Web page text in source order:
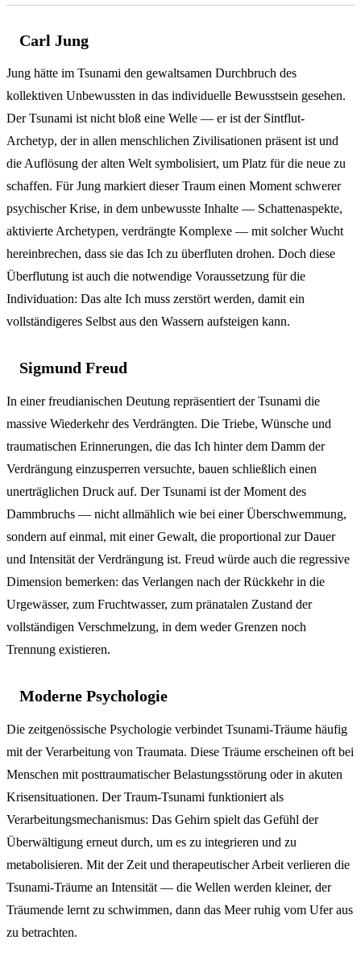
Carl Jung
Jung hätte im Tsunami den gewaltsamen Durchbruch des
kollektiven Unbewussten in das individuelle Bewusstsein gesehen.
Der Tsunami ist nicht bloß eine Welle — er ist der Sintflut-
Archetyp, der in allen menschlichen Zivilisationen präsent ist und
die Auflösung der alten Welt symbolisiert, um Platz für die neue zu
schaffen. Für Jung markiert dieser Traum einen Moment schwerer
psychischer Krise, in dem unbewusste Inhalte — Schattenaspekte,
aktivierte Archetypen, verdrängte Komplexe — mit solcher Wucht
hereinbrechen, dass sie das Ich zu überfluten drohen. Doch diese
Überflutung ist auch die notwendige Voraussetzung für die
Individuation: Das alte Ich muss zerstört werden, damit ein
vollständigeres Selbst aus den Wassern aufsteigen kann.
Sigmund Freud
In einer freudianischen Deutung repräsentiert der Tsunami die
massive Wiederkehr des Verdrängten. Die Triebe, Wünsche und
traumatischen Erinnerungen, die das Ich hinter dem Damm der
Verdrängung einzusperren versuchte, bauen schließlich einen
unerträglichen Druck auf. Der Tsunami ist der Moment des
Dammbruchs — nicht allmählich wie bei einer Überschwemmung,
sondern auf einmal, mit einer Gewalt, die proportional zur Dauer
und Intensität der Verdrängung ist. Freud würde auch die regressive
Dimension bemerken: das Verlangen nach der Rückkehr in die
Urgewässer, zum Fruchtwasser, zum pränatalen Zustand der
vollständigen Verschmelzung, in dem weder Grenzen noch
Trennung existieren.
Moderne Psychologie
Die zeitgenössische Psychologie verbindet Tsunami-Träume häufig
mit der Verarbeitung von Traumata. Diese Träume erscheinen oft bei
Menschen mit posttraumatischer Belastungsstörung oder in akuten
Krisensituationen. Der Traum-Tsunami funktioniert als
Verarbeitungsmechanismus: Das Gehirn spielt das Gefühl der
Überwältigung erneut durch, um es zu integrieren und zu
metabolisieren. Mit der Zeit und therapeutischer Arbeit verlieren die
Tsunami-Träume an Intensität — die Wellen werden kleiner, der
Träumende lernt zu schwimmen, dann das Meer ruhig vom Ufer aus
zu betrachten.